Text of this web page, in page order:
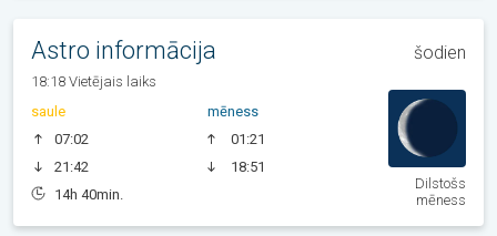
Astro informācija šodien
18:18 Vietējais laiks
saule
07:02
21:42
14h 40min.
mēness
01:21
18:51
Dilstošs
mēness